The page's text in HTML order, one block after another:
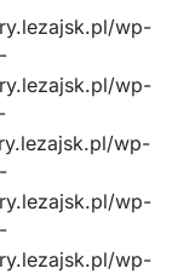
wp-
wp-
wp-
wp-
wp-